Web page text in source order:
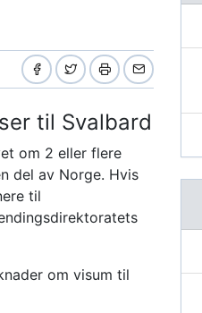
til Svalbard
om 2 eller flere
del av Norge. Hvis
til
om visum til